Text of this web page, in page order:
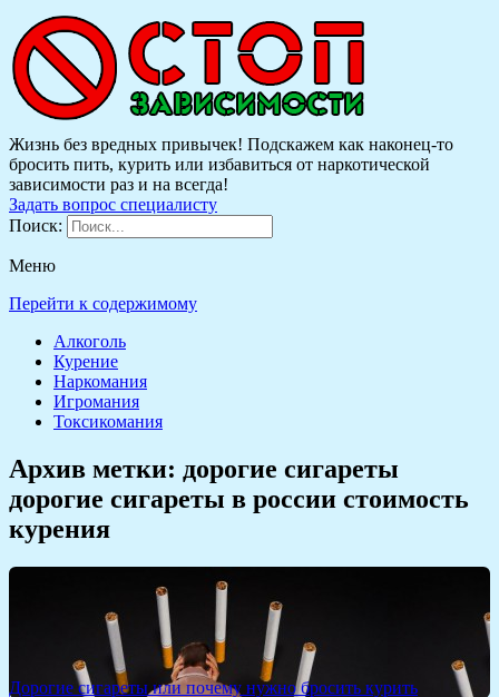
Жизнь без вредных привычек! Подскажем как наконец-то
бросить пить, курить или избавиться от наркотической
зависимости раз и на всегда!
Задать вопрос специалисту
Поиск:
Меню
Перейти к содержимому
Алкоголь
Курение
Наркомания
Игромания
Токсикомания
Архив метки: дорогие сигареты
дорогие сигареты в россии стоимость
курения
Дорогие сигареты или почему нужно бросить курить